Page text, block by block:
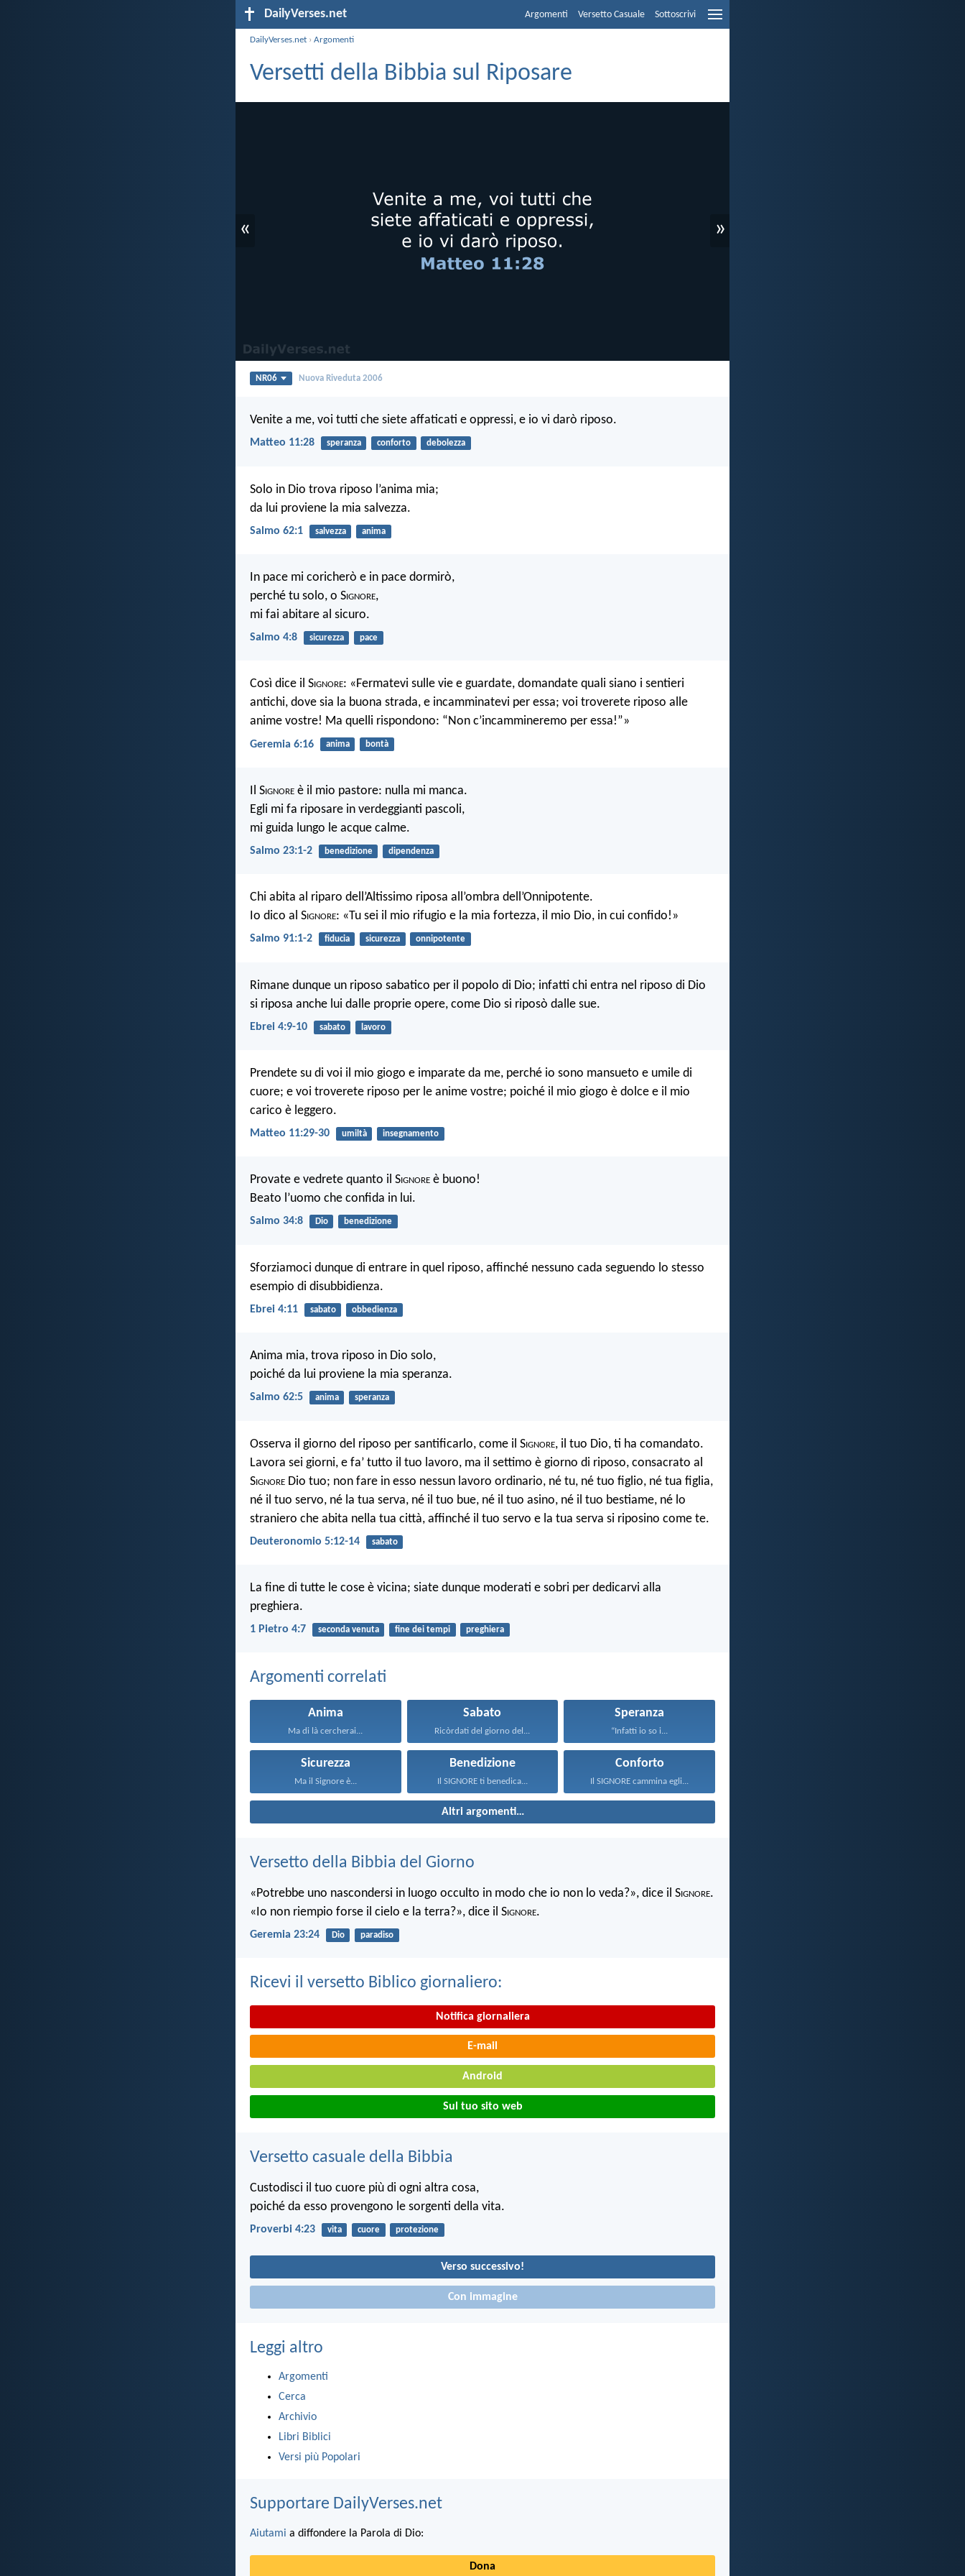
DailyVerses.net Argomenti Versetto Casuale Sottoscrivi
DailyVerses.net ›Argomenti
Versetti della Bibbia sul Riposare
« »
NR06 Nuova Riveduta 2006
Venite a me, voi tutti che siete affaticati e oppressi, e io vi darò riposo.
Matteo 11:28 speranza conforto debolezza
Solo in Dio trova riposo l’anima mia;
da lui proviene la mia salvezza.
Salmo 62:1 salvezza anima
In pace mi coricherò e in pace dormirò,
perché tu solo, o Signore,
mi fai abitare al sicuro.
Salmo 4:8 sicurezza pace
Così dice il Signore: «Fermatevi sulle vie e guardate, domandate quali siano i sentieri
antichi, dove sia la buona strada, e incamminatevi per essa; voi troverete riposo alle
anime vostre! Ma quelli rispondono: “Non c’incammineremo per essa!”»
Geremia 6:16 anima bontà
Il Signore è il mio pastore: nulla mi manca.
Egli mi fa riposare in verdeggianti pascoli,
mi guida lungo le acque calme.
Salmo 23:1-2 benedizione dipendenza
Chi abita al riparo dell’Altissimo riposa all’ombra dell’Onnipotente.
Io dico al Signore: «Tu sei il mio rifugio e la mia fortezza, il mio Dio, in cui confido!»
Salmo 91:1-2 fiducia sicurezza onnipotente
Rimane dunque un riposo sabatico per il popolo di Dio; infatti chi entra nel riposo di Dio
si riposa anche lui dalle proprie opere, come Dio si riposò dalle sue.
Ebrei 4:9-10 sabato lavoro
Prendete su di voi il mio giogo e imparate da me, perché io sono mansueto e umile di
cuore; e voi troverete riposo per le anime vostre; poiché il mio giogo è dolce e il mio
carico è leggero.
Matteo 11:29-30 umiltà insegnamento
Provate e vedrete quanto il Signore è buono!
Beato l’uomo che confida in lui.
Salmo 34:8 Dio benedizione
Sforziamoci dunque di entrare in quel riposo, affinché nessuno cada seguendo lo stesso
esempio di disubbidienza.
Ebrei 4:11 sabato obbedienza
Anima mia, trova riposo in Dio solo,
poiché da lui proviene la mia speranza.
Salmo 62:5 anima speranza
Osserva il giorno del riposo per santificarlo, come il Signore, il tuo Dio, ti ha comandato.
Lavora sei giorni, e fa’ tutto il tuo lavoro, ma il settimo è giorno di riposo, consacrato al
Signore Dio tuo; non fare in esso nessun lavoro ordinario, né tu, né tuo figlio, né tua figlia,
né il tuo servo, né la tua serva, né il tuo bue, né il tuo asino, né il tuo bestiame, né lo
straniero che abita nella tua città, affinché il tuo servo e la tua serva si riposino come te.
Deuteronomio 5:12-14 sabato
La fine di tutte le cose è vicina; siate dunque moderati e sobri per dedicarvi alla
preghiera.
1 Pietro 4:7 seconda venuta fine dei tempi preghiera
Argomenti correlati
Anima
Ma di là cercherai...
Sabato
Ricòrdati del giorno del...
Speranza
“Infatti io so i...
Sicurezza
Ma il Signore è...
Benedizione
Il SIGNORE ti benedica...
Conforto
Il SIGNORE cammina egli...
Altri argomenti…
Versetto della Bibbia del Giorno
«Potrebbe uno nascondersi in luogo occulto in modo che io non lo veda?», dice il Signore.
«Io non riempio forse il cielo e la terra?», dice il Signore.
Geremia 23:24 Dio paradiso
Ricevi il versetto Biblico giornaliero:
Notifica giornaliera
E-mail
Android
Sul tuo sito web
Versetto casuale della Bibbia
Custodisci il tuo cuore più di ogni altra cosa,
poiché da esso provengono le sorgenti della vita.
Proverbi 4:23 vita cuore protezione
Verso successivo!
Con immagine
Leggi altro
Argomenti
Cerca
Archivio
Libri Biblici
Versi più Popolari
Supportare DailyVerses.net
Aiutami a diffondere la Parola di Dio:
Dona